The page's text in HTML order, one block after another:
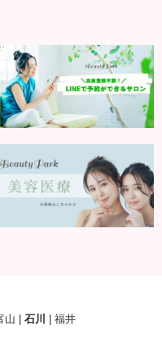
山 石川 福井